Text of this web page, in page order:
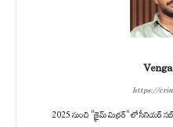
https://
2025 నుంచి "క్రైమ్ మిర్రర్" లో సీనియర్